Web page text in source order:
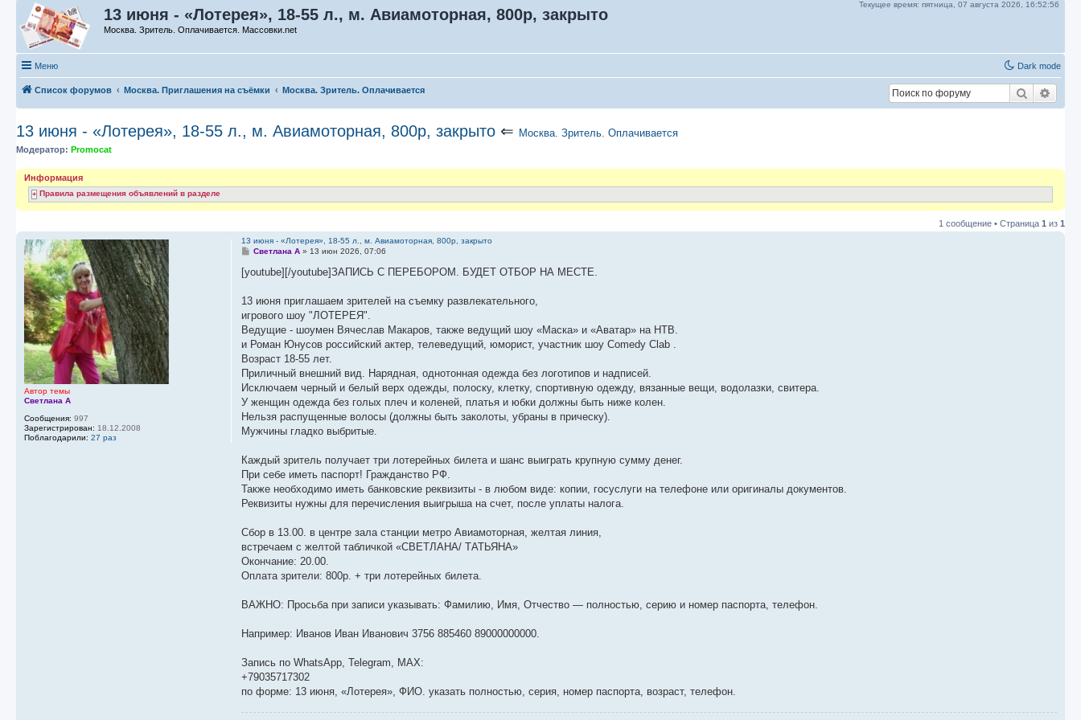
Текущее время: пятница, 07 августа 2026, 16:52:56
13 июня - «Лотерея», 18-55 л., м. Авиамоторная, 800р, закрыто
Москва. Зритель. Оплачивается. Массовки.net
Меню Dark mode
Список форумов Москва. Приглашения на съёмки Москва. Зритель. Оплачивается Поиск
13 июня - «Лотерея», 18-55 л., м. Авиамоторная, 800р, закрыто ⇐ Москва. Зритель. Оплачивается
Модератор: Promocat
Информация
Правила размещения объявлений в разделе
1 сообщение • Страница 1 из 1
Автор темы
Светлана А
Сообщения: 997
Зарегистрирован: 18.12.2008
Поблагодарили: 27 раз
13 июня - «Лотерея», 18-55 л., м. Авиамоторная, 800р, закрыто
С
о
е
и
е
Светлана А » 13 июн 2026, 07:06
[youtube][/youtube]ЗАПИСЬ С ПЕРЕБОРОМ. БУДЕТ ОТБОР НА МЕСТЕ.
13 июня приглашаем зрителей на съемку развлекательного,
игрового шоу "ЛОТЕРЕЯ".
Ведущие - шоумен Вячеслав Макаров, также ведущий шоу «Маска» и «Аватар» на НТВ.
и Роман Юнусов российский актер, телеведущий, юморист, участник шоу Comedy Clab .
Возраст 18-55 лет.
Приличный внешний вид. Нарядная, однотонная одежда без логотипов и надписей.
Исключаем черный и белый верх одежды, полоску, клетку, спортивную одежду, вязанные вещи, водолазки, свитера.
У женщин одежда без голых плеч и коленей, платья и юбки должны быть ниже колен.
Нельзя распущенные волосы (должны быть заколоты, убраны в прическу).
Мужчины гладко выбритые.
Каждый зритель получает три лотерейных билета и шанс выиграть крупную сумму денег.
При себе иметь паспорт! Гражданство РФ.
Также необходимо иметь банковские реквизиты - в любом виде: копии, госуслуги на телефоне или оригиналы документов.
Реквизиты нужны для перечисления выигрыша на счет, после уплаты налога.
Сбор в 13.00. в центре зала станции метро Авиамоторная, желтая линия,
встречаем с желтой табличкой «СВЕТЛАНА/ ТАТЬЯНА»
Окончание: 20.00.
Оплата зрители: 800р. + три лотерейных билета.
ВАЖНО: Просьба при записи указывать: Фамилию, Имя, Отчество — полностью, серию и номер паспорта, телефон.
Например: Иванов Иван Иванович 3756 885460 89000000000.
Запись по WhatsApp, Telegram, МАХ:
+79035717302
по форме: 13 июня, «Лотерея», ФИО. указать полностью, серия, номер паспорта, возраст, телефон.